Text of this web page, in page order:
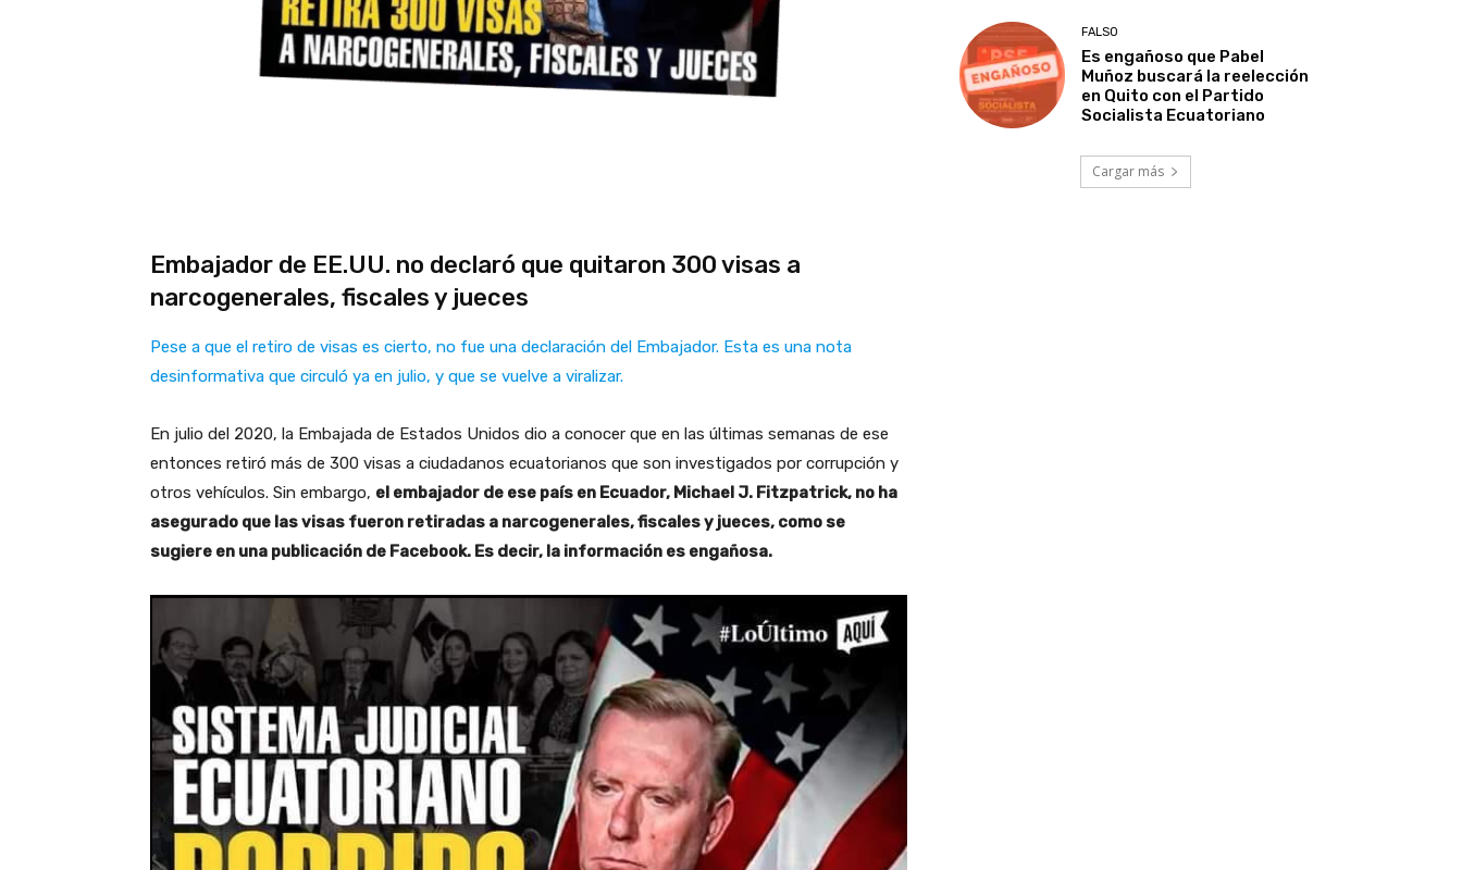
Embajador de EE.UU. no declaró que quitaron 300 visas a
narcogenerales, fiscales y jueces
Pese a que el retiro de visas es cierto, no fue una declaración del Embajador. Esta es una nota
desinformativa que circuló ya en julio, y que se vuelve a viralizar.
En julio del 2020, la Embajada de Estados Unidos dio a conocer que en las últimas semanas de ese
entonces retiró más de 300 visas a ciudadanos ecuatorianos que son investigados por corrupción y
otros vehículos. Sin embargo, el embajador de ese país en Ecuador, Michael J. Fitzpatrick, no ha
asegurado que las visas fueron retiradas a narcogenerales, fiscales y jueces, como se
sugiere en una publicación de Facebook. Es decir, la información es engañosa.
FALSO
Es engañoso que Pabel
Muñoz buscará la reelección
en Quito con el Partido
Socialista Ecuatoriano
Cargar más